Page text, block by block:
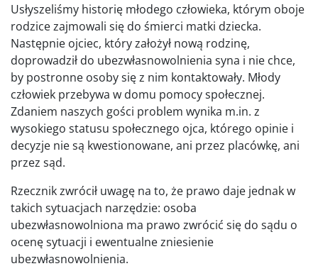
Usłyszeliśmy historię młodego człowieka, którym oboje
rodzice zajmowali się do śmierci matki dziecka.
Następnie ojciec, który założył nową rodzinę,
doprowadził do ubezwłasnowolnienia syna i nie chce,
by postronne osoby się z nim kontaktowały. Młody
człowiek przebywa w domu pomocy społecznej.
Zdaniem naszych gości problem wynika m.in. z
wysokiego statusu społecznego ojca, którego opinie i
decyzje nie są kwestionowane, ani przez placówkę, ani
przez sąd.
Rzecznik zwrócił uwagę na to, że prawo daje jednak w
takich sytuacjach narzędzie: osoba
ubezwłasnowolniona ma prawo zwrócić się do sądu o
ocenę sytuacji i ewentualne zniesienie
ubezwłasnowolnienia.